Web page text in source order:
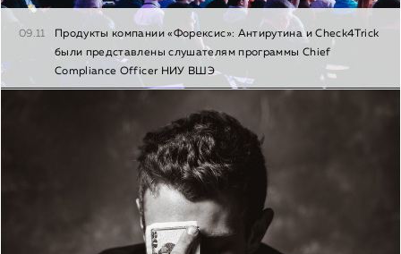
09.11
Продукты компании «Форексис»: Антирутина и Check4Trick
были представлены слушателям программы Chief
Сompliance Officer НИУ ВШЭ